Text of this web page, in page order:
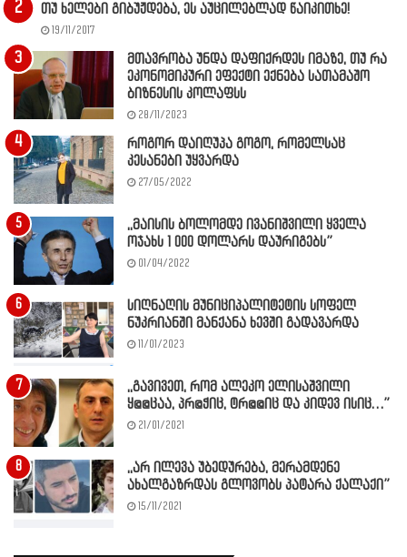
თუ ხელები გიბუჟდება, ეს აუცილებლად წაიკითხე!
19/11/2017
მთავრობა უნდა დაფიქრდეს იმაზე, თუ რა
ეკონომიკური ეფექტი ექნება სათამაშო
ბიზნესის კოლაფსს
28/11/2023
როგორ დაიღუპა გოგო, რომელსაც
კესანები უყვარდა
27/05/2022
,,მაისის ბოლომდე ივანიშვილი ყველა
ოჯახს 1 000 დოლარს დაურიგებს”
01/04/2022
სიღნაღის მუნიციპალიტეტის სოფელ
ნუკრიანში მანქანა ხევში გადავარდა
11/01/2023
,,გავივეთ, რომ ალეკო ელისაშვილი
ყ@@ცაა, პრ@ჭიც, ტრ@@იც და კიდევ ისიც…”
21/01/2021
,,არ ილევა უბედურება, მერამდენე
ახალგაზრდას გლოვობს პატარა ქალაქი”
15/11/2021